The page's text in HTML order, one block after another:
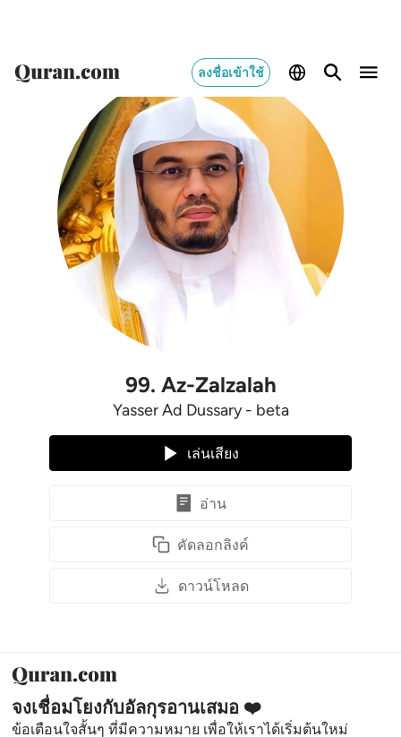
ลงชื่อเข้าใช้
99. Az-Zalzalah
Yasser Ad Dussary - beta
เล่นเสียง
อ่าน
คัดลอกลิงค์
ดาวน์โหลด
จงเชื่อมโยงกับอัลกุรอานเสมอ ❤️
ข้อเตือนใจสั้นๆ ที่มีความหมาย เพื่อให้เราได้เริ่มต้นใหม่